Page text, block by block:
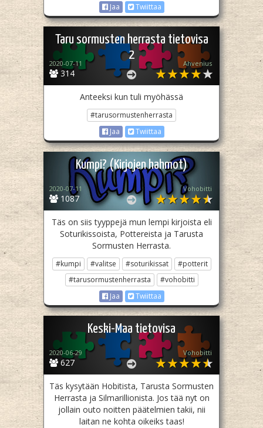
Jaa
Twiittaa
Taru sormusten herrasta tietovisa
2
314
2020-07-11 Ahvenius
Anteeksi kun tuli myöhässä
#tarusormustenherrasta
Jaa
Twiittaa
Kumpi? (Kirjojen hahmot)
1087
2020-07-11 Vohobitti
Täs on siis tyyppejä mun lempi kirjoista eli
Soturikissoista, Pottereista ja Tarusta
Sormusten Herrasta.
#kumpi #valitse #soturikissat
#potterit
#tarusormustenherrasta
#vohobitti
Jaa
Twiittaa
Keski-Maa tietovisa
627
2020-06-29 Vohobitti
Täs kysytään Hobitista, Tarusta Sormusten
Herrasta ja Silmarillionista. Jos tää nyt on
jollain outo noitten päätelmien takii, nii
laitan ne kohta oikeiks taas!